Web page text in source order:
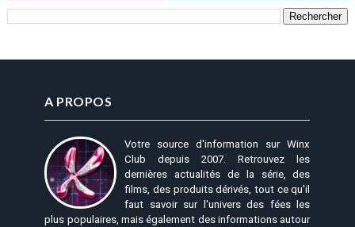
A PROPOS
Votre source d'information sur Winx
Club depuis 2007. Retrouvez les
dernières actualités de la série, des
films, des produits dérivés, tout ce qu'il
faut savoir sur l'univers des fées les
plus populaires, mais également des informations autour